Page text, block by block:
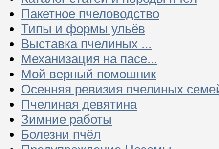
Пакетное пчеловодство
Типы и формы ульёв
Выставка пчелиных ...
Механизация на пасе...
Мой верный помошник
Осенняя ревизия пчелиных
Пчелиная девятина
Зимние работы
Болезни пчёл